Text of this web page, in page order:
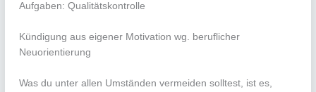
Aufgaben: Qualitätskontrolle
Kündigung aus eigener Motivation wg. beruflicher
Neuorientierung
Was du unter allen Umständen vermeiden solltest, ist es,